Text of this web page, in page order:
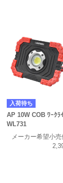
入荷待ち
AP 10W COB ﾜｰｸﾗ
WL731
メーカー希望小売